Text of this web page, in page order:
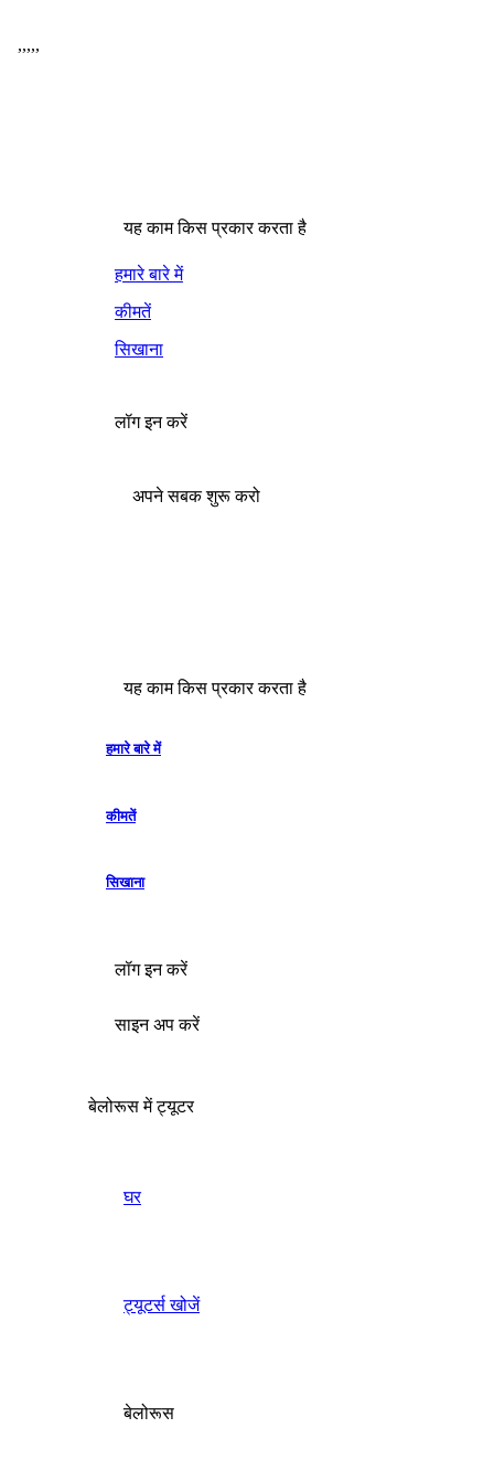
,,,,,
यह काम किस प्रकार करता है
हमारे बारे में
कीमतें
सिखाना
लॉग इन करें
अपने सबक शुरू करो
यह काम किस प्रकार करता है
हमारे बारे में
कीमतें
सिखाना
लॉग इन करें
साइन अप करें
बेलोरूस में ट्यूटर
घर
ट्यूटर्स खोजें
बेलोरूस